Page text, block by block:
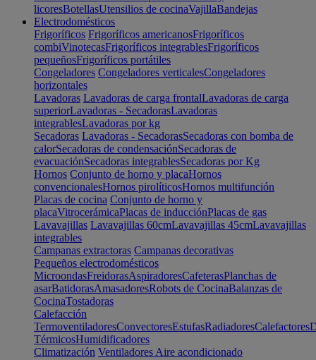
licoresBotellasUtensilios de cocinaVajillaBandejas
Electrodomésticos
Frigoríficos Frigoríficos americanosFrigoríficos
combiVinotecasFrigoríficos integrablesFrigoríficos
pequeñosFrigoríficos portátiles
Congeladores Congeladores verticalesCongeladores
horizontales
Lavadoras Lavadoras de carga frontalLavadoras de carga
superiorLavadoras - SecadorasLavadoras
integrablesLavadoras por kg
Secadoras Lavadoras - SecadorasSecadoras con bomba de
calorSecadoras de condensaciónSecadoras de
evacuaciónSecadoras integrablesSecadoras por Kg
Hornos Conjunto de horno y placaHornos
convencionalesHornos pirolíticosHornos multifunción
Placas de cocina Conjunto de horno y
placaVitrocerámicaPlacas de inducciónPlacas de gas
Lavavajillas Lavavajillas 60cmLavavajillas 45cmLavavajillas
integrables
Campanas extractoras Campanas decorativas
Pequeños electrodomésticos
MicroondasFreidorasAspiradoresCafeterasPlanchas de
asarBatidorasAmasadoresRobots de CocinaBalanzas de
CocinaTostadoras
Calefacción
TermoventiladoresConvectoresEstufasRadiadoresCalefactores
TérmicosHumidificadores
Climatización Ventiladores Aire acondicionado